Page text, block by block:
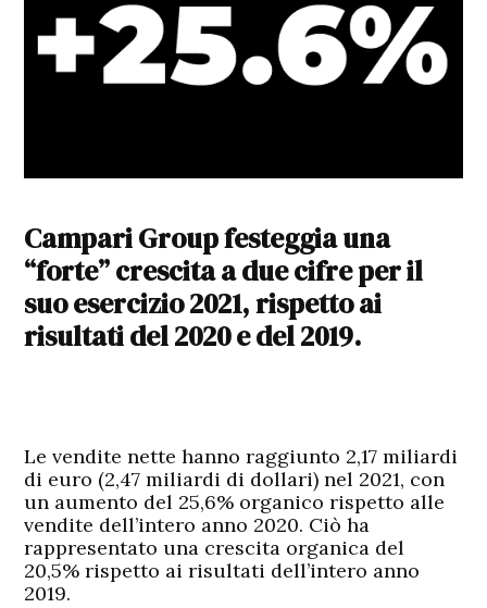
Campari Group festeggia una
“forte” crescita a due cifre per il
suo esercizio 2021, rispetto ai
risultati del 2020 e del 2019.
Le vendite nette hanno raggiunto 2,17 miliardi
di euro (2,47 miliardi di dollari) nel 2021, con
un aumento del 25,6% organico rispetto alle
vendite dell’intero anno 2020. Ciò ha
rappresentato una crescita organica del
20,5% rispetto ai risultati dell’intero anno
2019.